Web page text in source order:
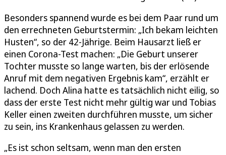
Besonders spannend wurde es bei dem Paar rund um
den errechneten Geburtstermin: „Ich bekam leichten
Husten“, so der 42-Jährige. Beim Hausarzt ließ er
einen Corona-Test machen: „Die Geburt unserer
Tochter musste so lange warten, bis der erlösende
Anruf mit dem negativen Ergebnis kam“, erzählt er
lachend. Doch Alina hatte es tatsächlich nicht eilig, so
dass der erste Test nicht mehr gültig war und Tobias
Keller einen zweiten durchführen musste, um sicher
zu sein, ins Krankenhaus gelassen zu werden.
„Es ist schon seltsam, wenn man den ersten